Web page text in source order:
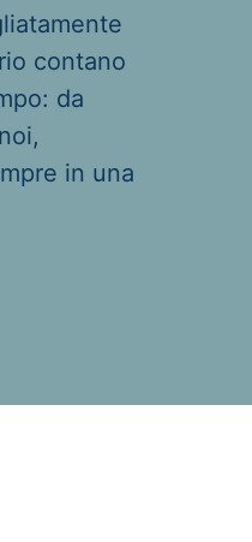
contano
da
in una